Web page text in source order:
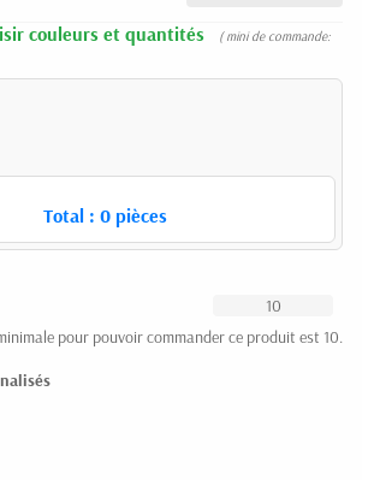
couleurs et quantités
( mini de commande:
Total : 0pièces
pour pouvoir commander ce produit est 10.